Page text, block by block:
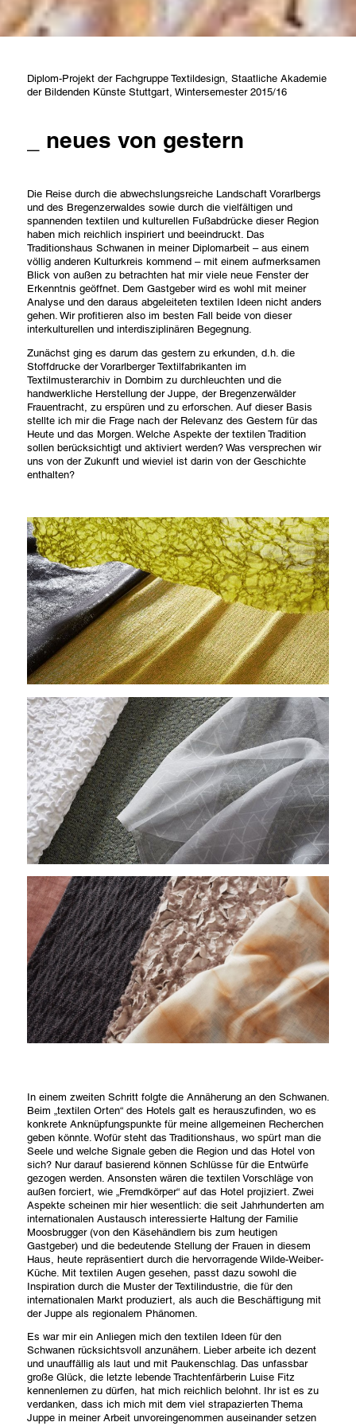
Diplom-Projekt der Fachgruppe Textildesign, Staatliche Akademie
der Bildenden Künste Stuttgart, Wintersemester 2015/16
neues von gestern
Die Reise durch die abwechslungsreiche Landschaft Vorarlbergs
und des Bregenzerwaldes sowie durch die vielfältigen und
spannenden textilen und kulturellen Fußabdrücke dieser Region
haben mich reichlich inspiriert und beeindruckt. Das
Traditionshaus Schwanen in meiner Diplomarbeit – aus einem
völlig anderen Kulturkreis kommend – mit einem aufmerksamen
Blick von außen zu betrachten hat mir viele neue Fenster der
Erkenntnis geöffnet. Dem Gastgeber wird es wohl mit meiner
Analyse und den daraus abgeleiteten textilen Ideen nicht anders
gehen. Wir profitieren also im besten Fall beide von dieser
interkulturellen und interdisziplinären Begegnung.
Zunächst ging es darum das gestern zu erkunden, d.h. die
Stoffdrucke der Vorarlberger Textilfabrikanten im
Textilmusterarchiv in Dornbirn zu durchleuchten und die
handwerkliche Herstellung der Juppe, der Bregenzerwälder
Frauentracht, zu erspüren und zu erforschen. Auf dieser Basis
stellte ich mir die Frage nach der Relevanz des Gestern für das
Heute und das Morgen. Welche Aspekte der textilen Tradition
sollen berücksichtigt und aktiviert werden? Was versprechen wir
uns von der Zukunft und wieviel ist darin von der Geschichte
enthalten?
In einem zweiten Schritt folgte die Annäherung an den Schwanen.
Beim „textilen Orten“ des Hotels galt es herauszufinden, wo es
konkrete Anknüpfungspunkte für meine allgemeinen Recherchen
geben könnte. Wofür steht das Traditionshaus, wo spürt man die
Seele und welche Signale geben die Region und das Hotel von
sich? Nur darauf basierend können Schlüsse für die Entwürfe
gezogen werden. Ansonsten wären die textilen Vorschläge von
außen forciert, wie „Fremdkörper“ auf das Hotel projiziert. Zwei
Aspekte scheinen mir hier wesentlich: die seit Jahrhunderten am
internationalen Austausch interessierte Haltung der Familie
Moosbrugger (von den Käsehändlern bis zum heutigen
Gastgeber) und die bedeutende Stellung der Frauen in diesem
Haus, heute repräsentiert durch die hervorragende Wilde-Weiber-
Küche. Mit textilen Augen gesehen, passt dazu sowohl die
Inspiration durch die Muster der Textilindustrie, die für den
internationalen Markt produziert, als auch die Beschäftigung mit
der Juppe als regionalem Phänomen.
Es war mir ein Anliegen mich den textilen Ideen für den
Schwanen rücksichtsvoll anzunähern. Lieber arbeite ich dezent
und unauffällig als laut und mit Paukenschlag. Das unfassbar
große Glück, die letzte lebende Trachtenfärberin Luise Fitz
kennenlernen zu dürfen, hat mich reichlich belohnt. Ihr ist es zu
verdanken, dass ich mich mit dem viel strapazierten Thema
Juppe in meiner Arbeit unvoreingenommen auseinander setzen